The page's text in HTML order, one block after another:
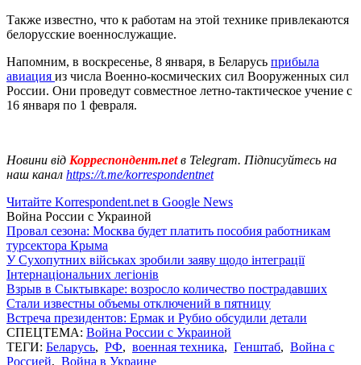
Также известно, что к работам на этой технике привлекаются
белорусские военнослужащие.
Напомним, в воскресенье, 8 января, в Беларусь прибыла
авиация из числа Военно-космических сил Вооруженных сил
России. Они проведут совместное летно-тактическое учение с
16 января по 1 февраля.
Новини від Корреспондент.netв Telegram. Підписуйтесь на
наш канал https://t.me/korrespondentnet
Читайте Korrespondent.net в Google News
Война России с Украиной
Провал сезона: Москва будет платить пособия работникам
турсектора Крыма
У Сухопутних військах зробили заяву щодо інтеграції
Інтернаціональних легіонів
Взрыв в Сыктывкаре: возросло количество пострадавших
Стали известны объемы отключений в пятницу
Встреча президентов: Ермак и Рубио обсудили детали
СПЕЦТЕМА: Война России с Украиной
ТЕГИ: Беларусь, РФ, военная техника, Генштаб, Война с
Россией, Война в Украине